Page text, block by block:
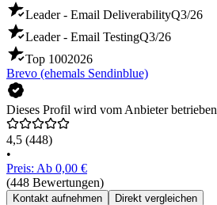
Leader - Email DeliverabilityQ3/26
Leader - Email TestingQ3/26
Top 1002026
Brevo (ehemals Sendinblue)
Dieses Profil wird vom Anbieter betrieben
4,5 (448)
•
Preis: Ab 0,00 €
(448 Bewertungen)
Kontakt aufnehmen Direkt vergleichen